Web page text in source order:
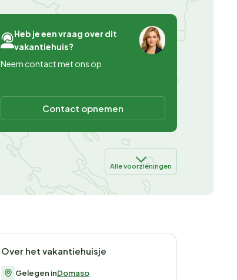
Heb je een vraag over dit
vakantiehuis?
Neem contact met ons op
Contact opnemen
Alle voorzieningen
Over het vakantiehuisje
Gelegen inDomaso